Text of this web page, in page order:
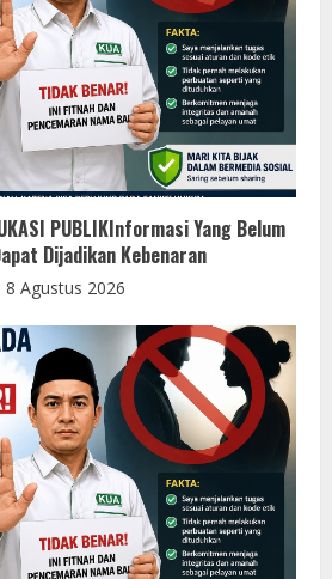
PUBLIKInformasi Yang Belum
Dijadikan Kebenaran
8 Agustus 2026